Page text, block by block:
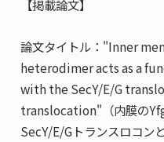
【掲載論文】
論文タイトル："Inner
heterodimer acts as a
with the SecY/E/G
translocation"（内膜の
SecY/E/Gトランスロコン